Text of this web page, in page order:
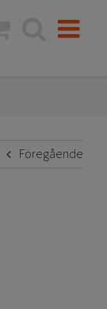
Föregående